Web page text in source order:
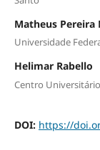
Matheus Pereira
Universidade
Helimar Rabello
Centro
DOI: https://